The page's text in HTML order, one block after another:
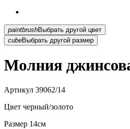
paintbrush
Выбрать другой цвет
cubeВыбрать другой размер
Молния
Артикул 39062/14
Цвет черный/золото
Размер 14см